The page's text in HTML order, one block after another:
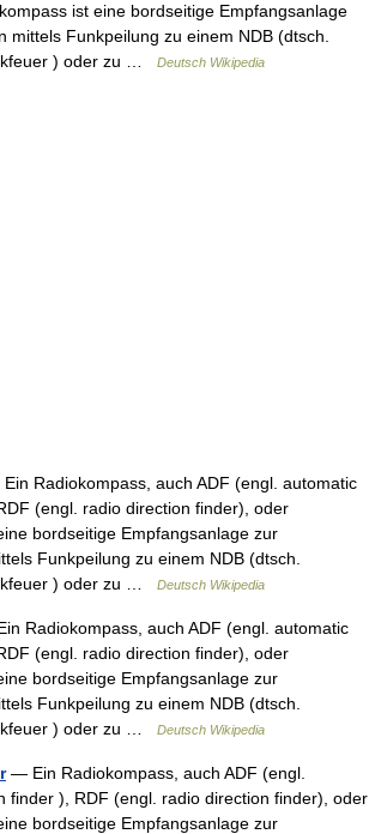
ist eine bordseitige Empfangsanlage
mittels Funkpeilung zu einem NDB (dtsch.
) oder zu …
Deutsch Wikipedia
Radiokompass, auch ADF (engl. automatic
(engl. radio direction finder), oder
bordseitige Empfangsanlage zur
Funkpeilung zu einem NDB (dtsch.
) oder zu …
Deutsch Wikipedia
Radiokompass, auch ADF (engl. automatic
(engl. radio direction finder), oder
bordseitige Empfangsanlage zur
Funkpeilung zu einem NDB (dtsch.
) oder zu …
Deutsch Wikipedia
— Ein Radiokompass, auch ADF (engl.
finder ), RDF (engl. radio direction finder), oder
bordseitige Empfangsanlage zur